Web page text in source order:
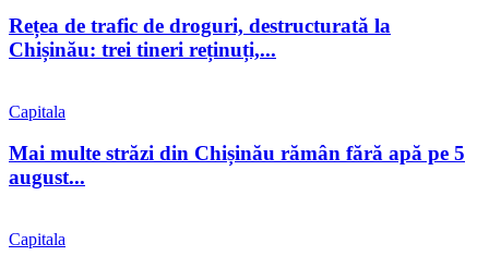
Rețea de trafic de droguri, destructurată la
Chișinău: trei tineri reținuți,...
Capitala
Mai multe străzi din Chișinău rămân fără apă pe 5
august...
Capitala